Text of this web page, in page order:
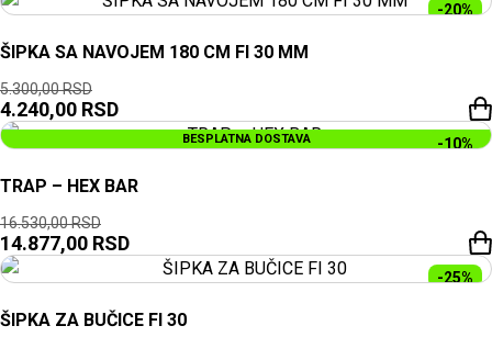
-20%
ŠIPKA SA NAVOJEM 180 CM FI 30 MM
5.300,00RSD
4.240,00 RSD
BESPLATNA DOSTAVA -10%
TRAP – HEX BAR
16.530,00RSD
14.877,00 RSD
-25%
ŠIPKA ZA BUČICE FI 30